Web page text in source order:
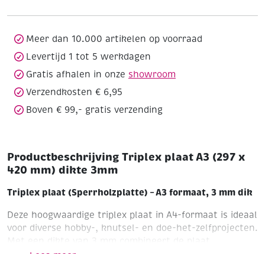
mm)
aantal
Meer dan 10.000 artikelen op voorraad
Levertijd 1 tot 5 werkdagen
Gratis afhalen in onze showroom
Verzendkosten € 6,95
Boven € 99,- gratis verzending
Productbeschrijving Triplex plaat A3 (297 x
420 mm) dikte 3mm
Triplex plaat (Sperrholzplatte) – A3 formaat, 3 mm dik
Deze hoogwaardige triplex plaat in A4-formaat is ideaal
voor diverse hobby-, knutsel- en doe-het-zelfprojecten.
Met een dikte van 3 mm combineert de plaat